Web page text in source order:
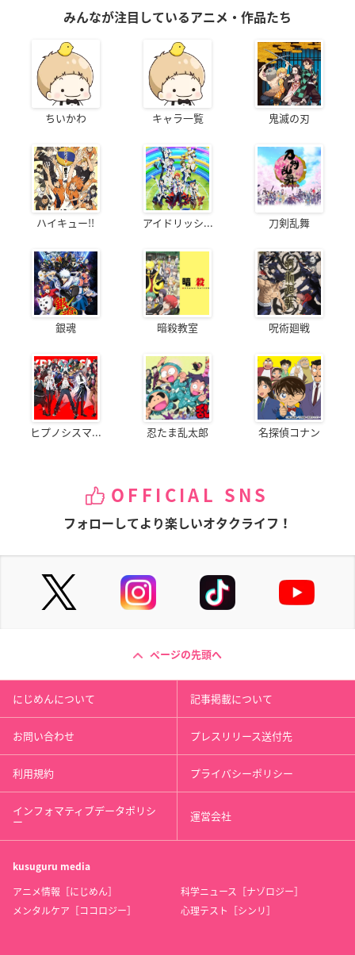
みんなが注目しているアニメ・作品たち
ちいかわ キャラ一覧 鬼滅の刃
ハイキュー!! アイドリッシ... 刀剣乱舞
銀魂 暗殺教室 呪術廻戦
ヒプノシスマ... 忍たま乱太郎 名探偵コナン
OFFICIAL SNS
フォローしてより楽しいオタクライフ！
ページの先頭へ
にじめんについて 記事掲載について
お問い合わせ プレスリリース送付先
利用規約 プライバシーポリシー
インフォマティブデータポリシ
ー 運営会社
kusuguru media
アニメ情報［にじめん］
科学ニュース［ナゾロジー］
メンタルケア［ココロジー］
心理テスト［シンリ］